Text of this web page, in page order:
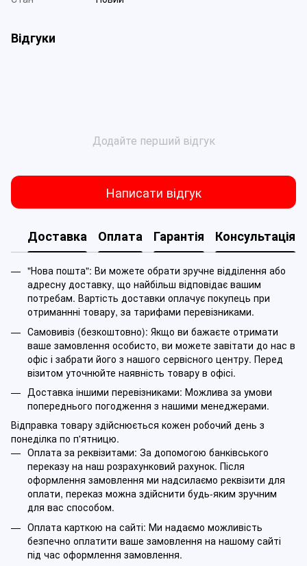
Відгуки
Додайте перший відгук
Написати відгук
Доставка Оплата Гарантія Консультація
"Нова пошта": Ви можете обрати зручне відділення або
адресну доставку, що найбільш відповідає вашим
потребам. Вартість доставки оплачує покупець при
отриманнні товару, за тарифами перевізниками.
Самовивіз (безкоштовно): Якщо ви бажаєте отримати
ваше замовлення особисто, ви можете завітати до нас в
офіс і забрати його з нашого сервісного центру. Перед
візитом уточнюйте наявність товару в офісі.
Доставка іншими перевізниками: Можлива за умови
попереднього погодження з нашими менеджерами.
Відправка товару здійснюється кожен робочий день з
понеділка по п'ятницю.
Оплата за реквізитами: За допомогою банківського
переказу на наш розрахунковий рахунок. Після
оформлення замовлення ми надсилаємо реквізити для
оплати, переказ можна здійснити будь-яким зручним
для вас способом.
Оплата карткою на сайті: Ми надаємо можливість
безпечно оплатити ваше замовлення на нашому сайті
під час оформлення замовлення.